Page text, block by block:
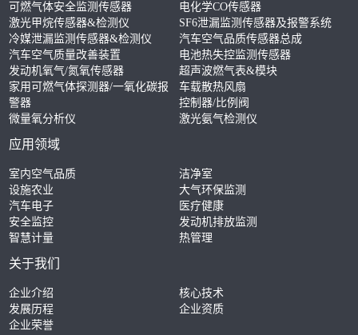
可燃气体安全监测传感器
电化学CO传感器
激光甲烷传感器&检测仪
SF6泄漏监测传感器及报警系统
冷媒泄漏监测传感器&检测仪
汽车空气品质传感器总成
汽车空气质量改善装置
电池热失控监测传感器
发动机氧气/氮氧传感器
超声波燃气表&模块
家用可燃气体探测器/一氧化碳报
警器
车载散热风扇
控制器/比例阀
微量氧分析仪
激光氨气检测仪
应用领域
室内空气品质
洁净室
设施农业
大气环保监测
汽车电子
医疗健康
安全监控
发动机排放监测
智慧计量
热管理
关于我们
企业介绍
核心技术
发展历程
企业资质
企业荣誉